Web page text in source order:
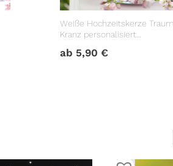
Weiße Hochzeitskerze
Kranz personalisiert
ab 5,90€